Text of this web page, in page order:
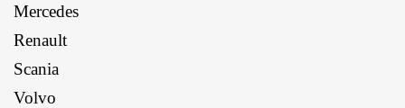
Mercedes
Renault
Scania
Volvo